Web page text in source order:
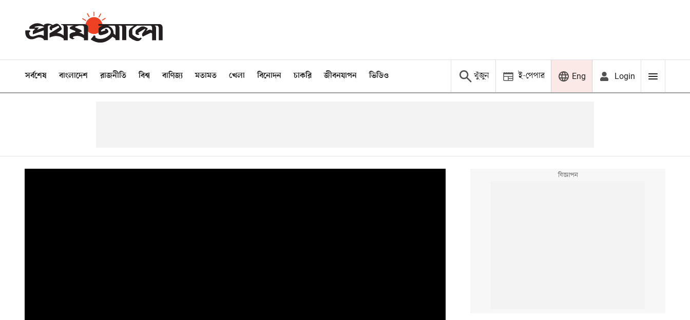
সর্বশেষ বাংলাদেশ রাজনীতি বিশ্ব বাণিজ্য মতামত খেলা বিনোদন চাকরি জীবনযাপন ভিডিও খুঁজুন ই-পেপার Eng Login